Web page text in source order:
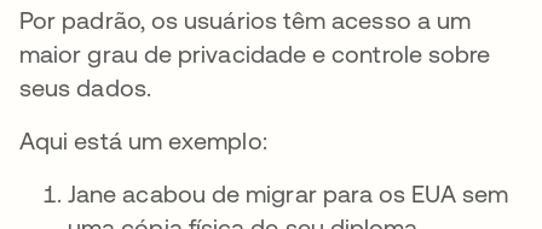
Por padrão, os usuários têm acesso a um
maior grau de privacidade e controle sobre
seus dados.
Aqui está um exemplo:
Jane acabou de migrar para os EUA sem